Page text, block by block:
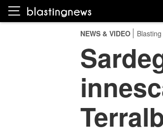
NEWS & VIDEO